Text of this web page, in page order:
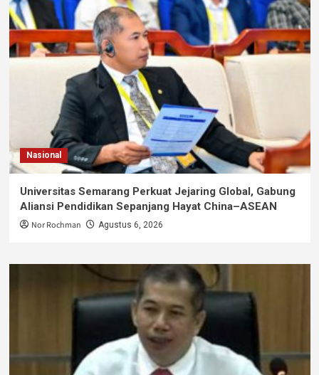
Nasional
Universitas Semarang Perkuat Jejaring Global, Gabung
Aliansi Pendidikan Sepanjang Hayat China–ASEAN
Nor Rochman Agustus 6, 2026